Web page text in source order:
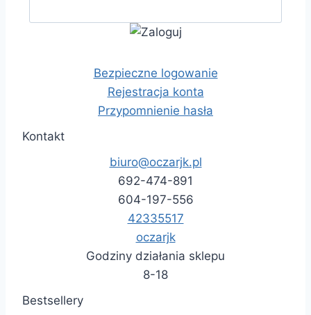
Bezpieczne logowanie
Rejestracja konta
Przypomnienie hasła
Kontakt
biuro@oczarjk.pl
692-474-891
604-197-556
42335517
oczarjk
Godziny działania sklepu
8-18
Bestsellery